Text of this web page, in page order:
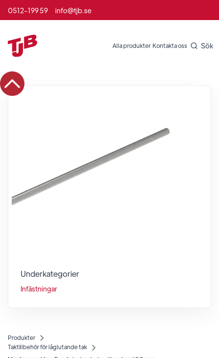
0512-199 59 info@tjb.se
Alla produkter Kontakta oss Sök
Produkter
Taktillbehör för låglutande tak
Underkategorier
Infästningar